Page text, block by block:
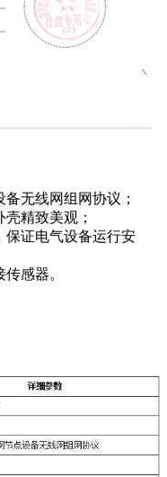
无线网组网协议；
精致美观；
保证电气设备运行安
感器。